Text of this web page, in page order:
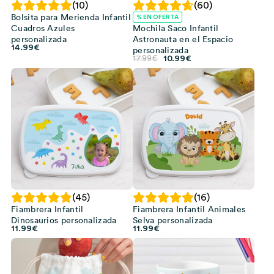
(10)
Bolsita para Merienda Infantil
Cuadros Azules
personalizada
14.99€
(60)
% EN OFERTA
Mochila Saco Infantil
Astronauta en el Espacio
personalizada
17.99€
El
precio
original
era:
17.99€.
10.99€
precio
actual
es:
10.99€.
(45)
Fiambrera Infantil
Dinosaurios personalizada
11.99€
(16)
Fiambrera Infantil Animales
Selva personalizada
11.99€